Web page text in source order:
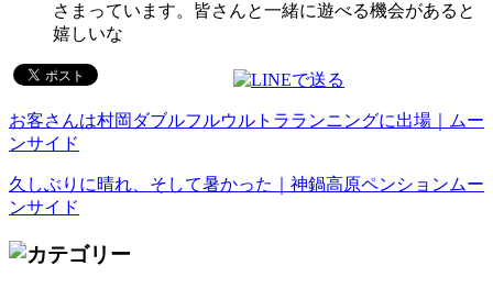
さまっています。皆さんと一緒に遊べる機会があると
嬉しいな
お客さんは村岡ダブルフルウルトラランニングに出場｜ムー
ンサイド
久しぶりに晴れ、そして暑かった｜神鍋高原ペンションムー
ンサイド